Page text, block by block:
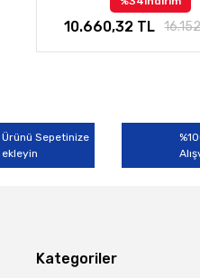
10.660,32 TL
Ürünü Sepetinize
ekleyin
Kategoriler